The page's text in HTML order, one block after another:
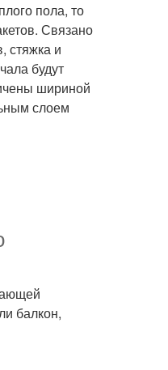
пола, то
Связано
стяжка и
будут
шириной
слоем
балкон,